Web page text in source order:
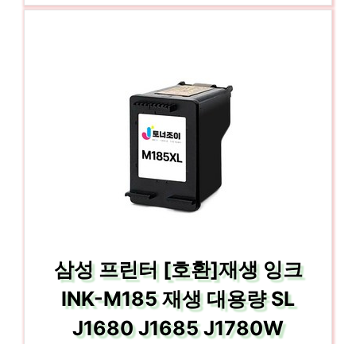
삼성 프린터 [호환]재생 잉크
INK-M185 재생 대용량 SL
J1680 J1685 J1780W